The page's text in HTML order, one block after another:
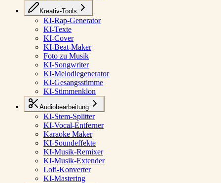
Kreativ-Tools
KI-Rap-Generator
KI-Texte
KI-Cover
KI-Beat-Maker
Foto zu Musik
KI-Songwriter
KI-Melodiegenerator
KI-Gesangsstimme
KI-Stimmenklon
Audiobearbeitung
KI-Stem-Splitter
KI-Vocal-Entferner
Karaoke Maker
KI-Soundeffekte
KI-Musik-Remixer
KI-Musik-Extender
Lofi-Konverter
KI-Mastering